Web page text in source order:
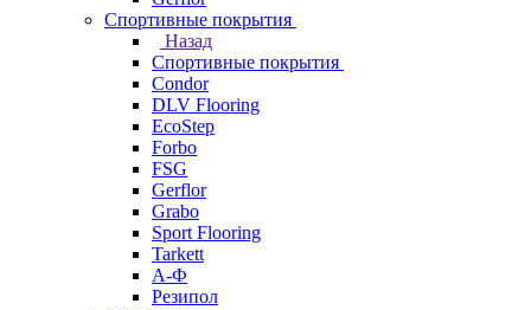
Спортивные покрытия
Назад
Спортивные покрытия
Condor
DLV Flooring
EcoStep
Forbo
FSG
Gerflor
Grabo
Sport Flooring
Tarkett
А-Ф
Резипол